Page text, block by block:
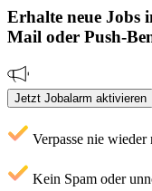
Erhalte neue Jobs
Mail oder Push-
Jetzt Jobalarm aktivieren
Verpasse nie wieder
Kein Spam oder